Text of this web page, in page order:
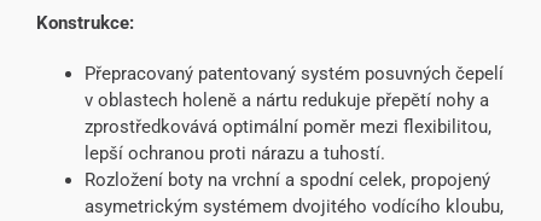
Konstrukce:
Přepracovaný patentovaný systém posuvných čepelí
v oblastech holeně a nártu redukuje přepětí nohy a
zprostředkovává optimální poměr mezi flexibilitou,
lepší ochranou proti nárazu a tuhostí.
Rozložení boty na vrchní a spodní celek, propojený
asymetrickým systémem dvojitého vodícího kloubu,